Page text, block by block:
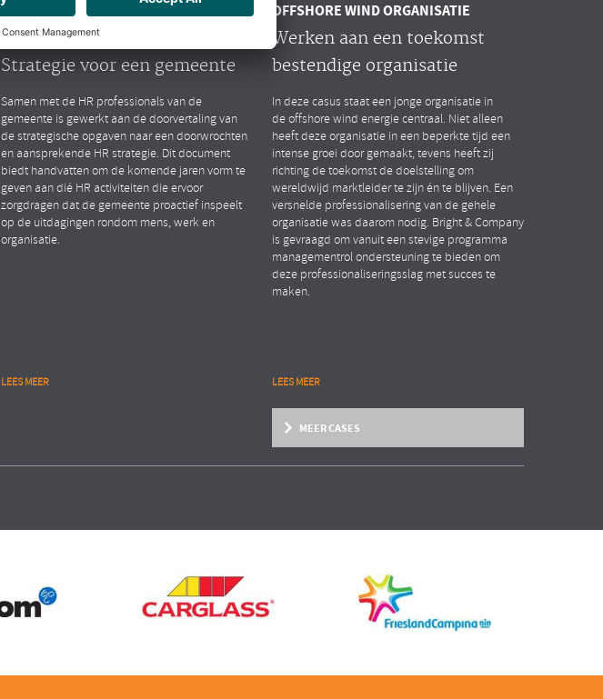
GEMEENTE (ZH)
Opstellen van gedragen HR
Strategie voor een gemeente
Samen met de HR professionals van de
gemeente is gewerkt aan de doorvertaling van
de strategische opgaven naar een doorwrochten
en aansprekende HR strategie. Dit document
biedt handvatten om de komende jaren vorm te
geven aan dié HR activiteiten die ervoor
zorgdragen dat de gemeente proactief inspeelt
op de uitdagingen rondom mens, werk en
organisatie.
LEES MEER
OFFSHORE WIND ORGANISATIE
Werken aan een toekomst
bestendige organisatie
In deze casus staat een jonge organisatie in
de offshore wind energie centraal. Niet alleen
heeft deze organisatie in een beperkte tijd een
intense groei door gemaakt, tevens heeft zij
richting de toekomst de doelstelling om
wereldwijd marktleider te zijn én te blijven. Een
versnelde professionalisering van de gehele
organisatie was daarom nodig. Bright & Company
is gevraagd om vanuit een stevige programma
managementrol ondersteuning te bieden om
deze professionaliseringsslag met succes te
maken.
LEES MEER
Public
MINISTERIE VAN VEILIGHEID EN
Zakelijke dienstverlening
MEER CASES